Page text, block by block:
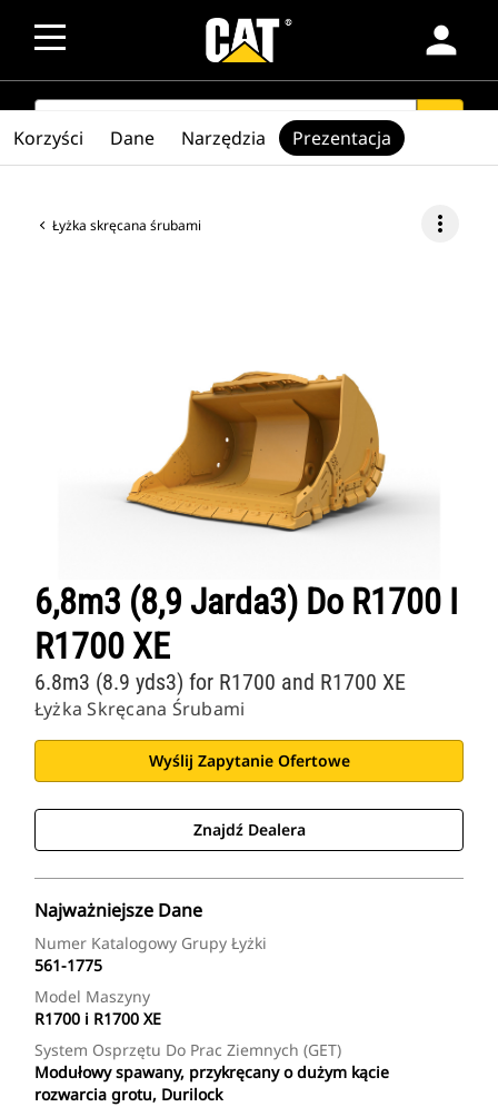
person
SEARCH
Łyżka skręcana śrubami more_vert
6,8m3 (8,9 Jarda3) Do R1700 I
R1700 XE
Łyżka Skręcana Śrubami
6.8m3 (8.9 yds3) for R1700 and R1700 XE
Wyślij Zapytanie Ofertowe
Znajdź Dealera
Najważniejsze Dane
Numer Katalogowy Grupy Łyżki
561-1775
Model Maszyny
R1700 i R1700 XE
System Osprzętu Do Prac Ziemnych (GET)
Modułowy spawany, przykręcany o dużym kącie
rozwarcia grotu, Durilock
Korzyści Dane Narzędzia Prezentacja